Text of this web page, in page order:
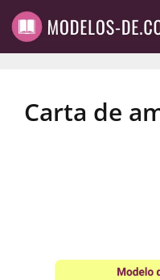
Saltar
al
contenido
Carta de